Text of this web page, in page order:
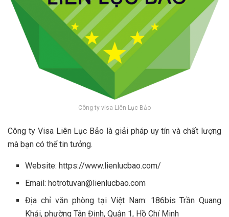
Công ty visa Liên Lục Bảo
Công ty Visa Liên Lục Bảo là giải pháp uy tín và chất lượng
mà bạn có thể tin tưởng.
Website: https://www.lienlucbao.com/
Email:hotrotuvan@lienlucbao.com
Địa chỉ văn phòng tại Việt Nam: 186bis Trần Quang
Khải, phường Tân Định, Quận 1, Hồ Chí Minh